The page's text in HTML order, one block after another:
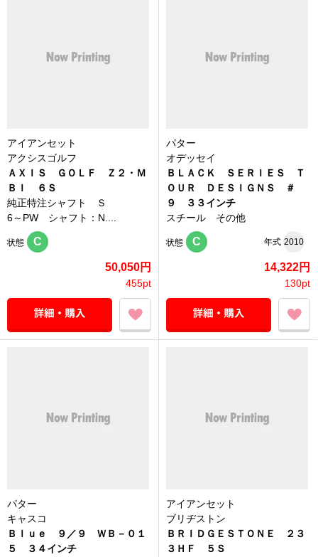
アイアンセット
アクシスゴルフ
ＡＸＩＳ ＧＯＬＦ Ｚ２・Ｍ
ＢＩ ６Ｓ
純正特注シャフト Ｓ
6～PW シャフト：N....
状態 C
50,050円
455pt
パター
オデッセイ
ＢＬＡＣＫ ＳＥＲＩＥＳ Ｔ
ＯＵＲ ＤＥＳＩＧＮＳ ＃
９ ３３インチ
スチール その他
状態 C 年式 2010
14,322円
130pt
パター
キャスコ
Ｂｌｕｅ ９／９ ＷＢ－０１
５ ３４インチ
アイアンセット
ブリヂストン
ＢＲＩＤＧＥＳＴＯＮＥ ２３
３ＨＦ ５Ｓ